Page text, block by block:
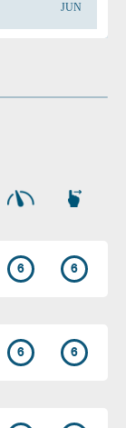
JUN
6 6
6 6